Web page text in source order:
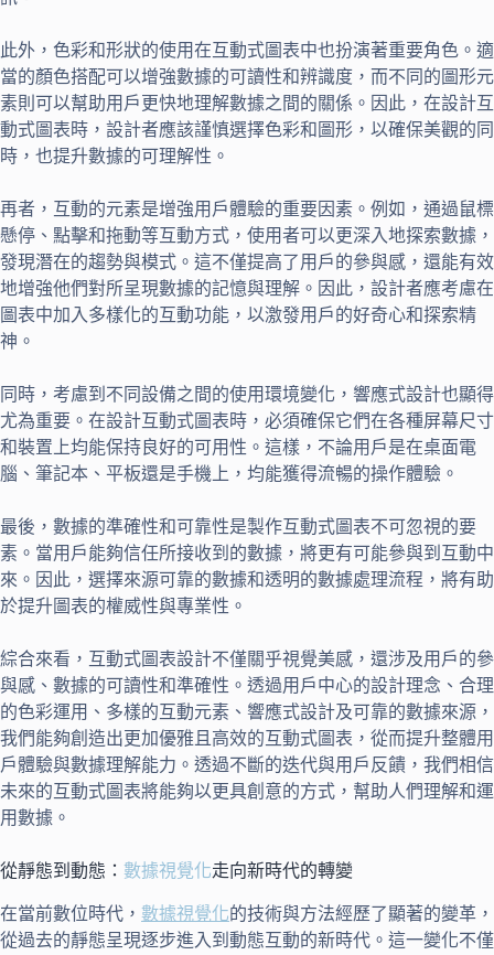
此外，色彩和形狀的使用在互動式圖表中也扮演著重要角色。適
當的顏色搭配可以增強數據的可讀性和辨識度，而不同的圖形元
素則可以幫助用戶更快地理解數據之間的關係。因此，在設計互
動式圖表時，設計者應該謹慎選擇色彩和圖形，以確保美觀的同
時，也提升數據的可理解性。
再者，互動的元素是增強用戶體驗的重要因素。例如，通過鼠標
懸停、點擊和拖動等互動方式，使用者可以更深入地探索數據，
發現潛在的趨勢與模式。這不僅提高了用戶的參與感，還能有效
地增強他們對所呈現數據的記憶與理解。因此，設計者應考慮在
圖表中加入多樣化的互動功能，以激發用戶的好奇心和探索精
神。
同時，考慮到不同設備之間的使用環境變化，響應式設計也顯得
尤為重要。在設計互動式圖表時，必須確保它們在各種屏幕尺寸
和裝置上均能保持良好的可用性。這樣，不論用戶是在桌面電
腦、筆記本、平板還是手機上，均能獲得流暢的操作體驗。
最後，數據的準確性和可靠性是製作互動式圖表不可忽視的要
素。當用戶能夠信任所接收到的數據，將更有可能參與到互動中
來。因此，選擇來源可靠的數據和透明的數據處理流程，將有助
於提升圖表的權威性與專業性。
綜合來看，互動式圖表設計不僅關乎視覺美感，還涉及用戶的參
與感、數據的可讀性和準確性。透過用戶中心的設計理念、合理
的色彩運用、多樣的互動元素、響應式設計及可靠的數據來源，
我們能夠創造出更加優雅且高效的互動式圖表，從而提升整體用
戶體驗與數據理解能力。透過不斷的迭代與用戶反饋，我們相信
未來的互動式圖表將能夠以更具創意的方式，幫助人們理解和運
用數據。
從靜態到動態： 數據視覺化走向新時代的轉變
在當前數位時代， 數據視覺化的技術與方法經歷了顯著的變革，
從過去的靜態呈現逐步進入到動態互動的新時代。這一變化不僅